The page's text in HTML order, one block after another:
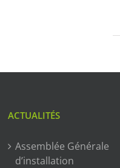
ACTUALITÉS
Assemblée Générale
d’installation